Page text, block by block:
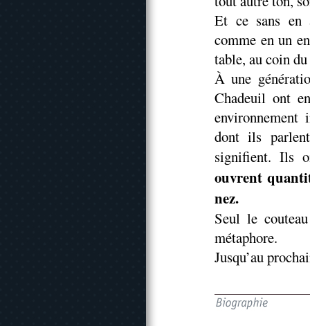
Et ce sans en
comme en un
table, au coin
À une
Chadeuil ont
environnement
dont ils
signifient. Ils
ouvrent
nez.
Seul le
métaphore.
Jusqu’au